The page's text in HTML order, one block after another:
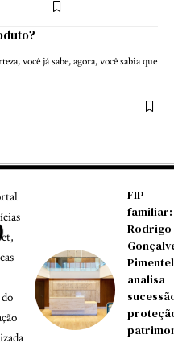
você já sabe, agora, você sabia que
FIP
familiar:
Rodrigo
Pimentel
analisa